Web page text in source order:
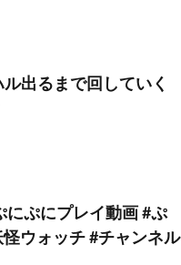
出るまで回していく
にぷにプレイ動画 #ぷ
ウォッチ #チャンネル